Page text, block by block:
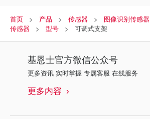
首页 产品 传感器 图像识别传感器
传感器
型号 可调式支架
基恩士官方微信公众号
更多资讯 实时掌握 专属客服 在线服务
更多内容